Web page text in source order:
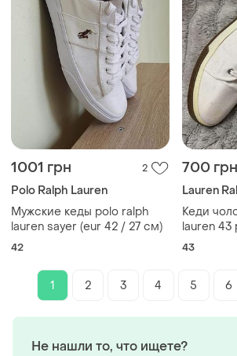
1001 грн 2
Polo Ralph Lauren
Мужские кеды polo ralph
lauren sayer (eur 42 / 27 см)
42
700 грн
Lauren
Кеди
lauren 43
43
1 2 3 4 5 6
Не нашли то, что ищете?